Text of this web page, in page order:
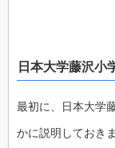
日本大学藤沢小
最初に、日本大学
かに説明しておきま